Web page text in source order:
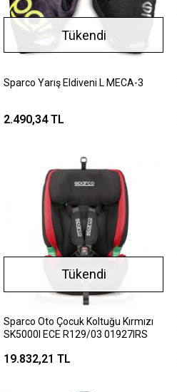
Tükendi
Sparco Yarış Eldiveni L MECA-3
2.490,34 TL
Tükendi
Sparco Oto Çocuk Koltuğu Kırmızı
SK5000I ECE R129/03 01927IRS
19.832,21 TL